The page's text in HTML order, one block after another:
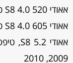
אאודי S8 4.0 520 כ”ס שנות ייצור: 2016, 2017
אאודי S8 4.0 605 כ”ס Plus שנות ייצור: 2016, 2017
2009, 2010